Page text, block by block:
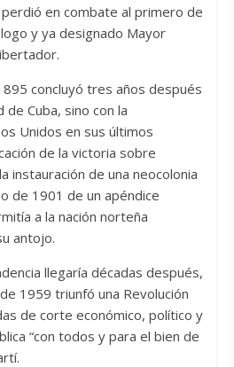
en combate al primero de
y ya designado Mayor
concluyó tres años después
Cuba, sino con la
Unidos en sus últimos
de la victoria sobre
instauración de una neocolonia
de 1901 de un apéndice
a la nación norteña
antojo.
llegaría décadas después,
1959 triunfó una Revolución
de corte económico, político y
“con todos y para el bien de